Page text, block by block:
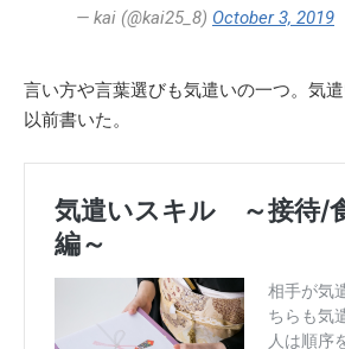
— kai (@kai25_8) October 3, 2019
言い方や言葉選びも気遣いの一つ。気
以前書いた。